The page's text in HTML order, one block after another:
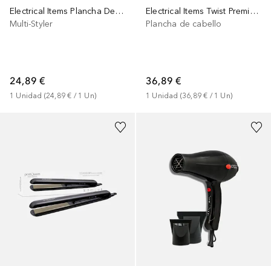
Electrical Items Plancha De Pelo
Multi-Styler
24,89 €
1 Unidad (24,89 € / 1 Un)
Electrical Items Twist Premium Plancha De Pelo
Plancha de cabello
36,89 €
1 Unidad (36,89 € / 1 Un)